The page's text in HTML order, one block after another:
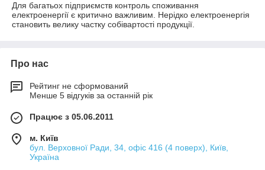
Для багатьох підприємств контроль споживання
електроенергії є критично важливим. Нерідко електроенергія
становить велику частку собівартості продукції.
Про нас
Рейтинг не сформований
Менше 5 відгуків за останній рік
Працює з 05.06.2011
м. Київ
бул. Верховної Ради, 34, офіс 416 (4 поверх), Київ,
Україна